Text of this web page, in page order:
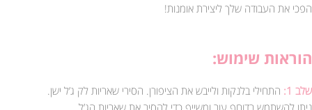
הפכי את העבודה שלך ליצירת אומנות!
הוראות שימוש:
שלב 1:
התחילי בלנקות ולייבש את הציפורן. הסירי שאריות לק ג’ל ישן.